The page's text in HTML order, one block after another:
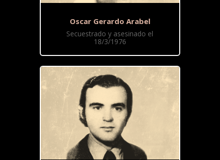
Oscar Gerardo Arabel
Secuestrado y asesinado el
18/3/1976